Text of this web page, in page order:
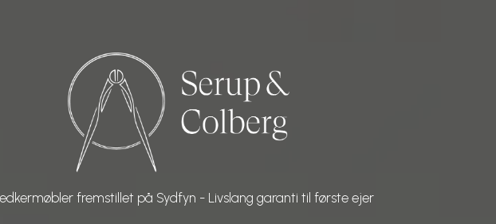
fremstillet på Sydfyn - Livslang garanti til første ejer